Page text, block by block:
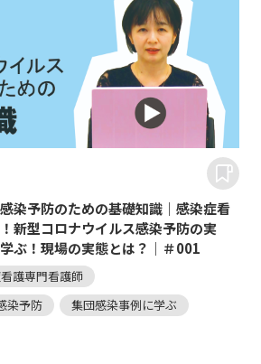
染予防のための基礎知識｜感染症看
新型コロナウイルス感染予防の実
ぶ！現場の実態とは？｜＃001
護専門看護師
染予防
集団感染事例に学ぶ